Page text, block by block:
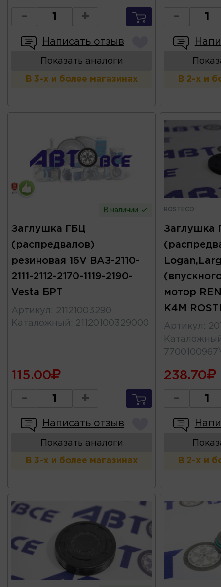
- +
Написать отзыв
Показать аналоги
В 3-х и более магазинах
-
В 2-х и
В наличии
Заглушка ГБЦ
(распредвалов)
резиновая 16V ВАЗ-2110-
2111-2112-2170-1119-2190-
Vesta БРТ
Артикул : 21121003290
Каталожный : 21120100329000
115.00
- +
Написать отзыв
Показать аналоги
В 3-х и более магазинах
ROSTECO
Заглушка
мотор
K4M
Артикул :
238.70
-
В 2-х и